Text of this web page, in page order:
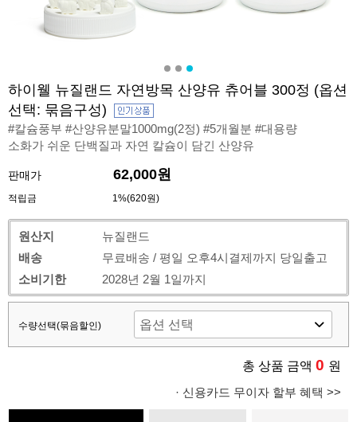
하이웰 뉴질랜드 자연방목 산양유 츄어블 300정 (옵션
선택: 묶음구성)
#칼슘풍부 #산양유분말1000mg(2정) #5개월분 #대용량
소화가 쉬운 단백질과 자연 칼슘이 담긴 산양유
판매가 62,000원
적립금 1%(620원)
원산지
뉴질랜드
배송
무료배송 / 평일 오후4시결제까지 당일출고
소비기한
2028년 2월 1일까지
수량선택(묶음할인)
총 상품 금액 0 원
· 신용카드 무이자 할부 혜택 >>